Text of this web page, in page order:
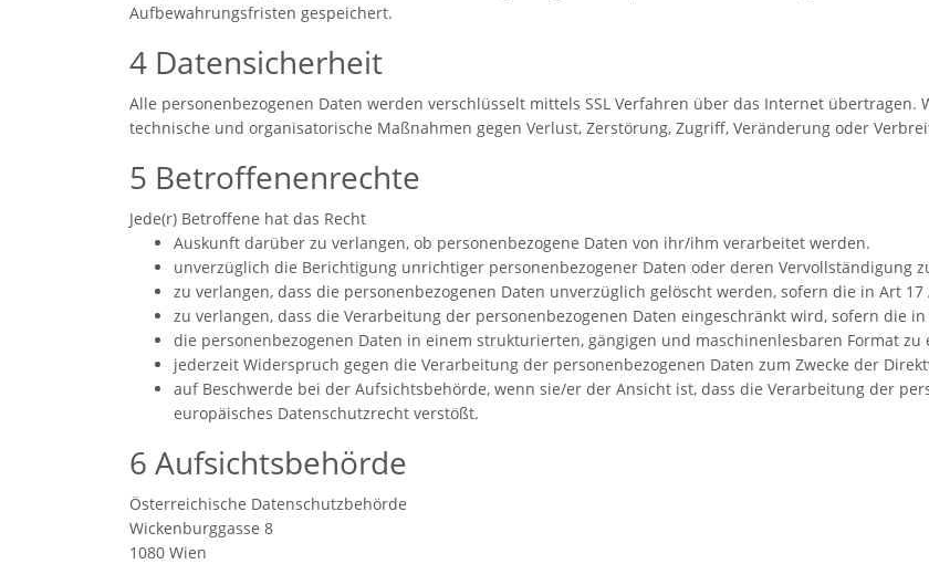
Aufbewahrungsfristen gespeichert.
4 Datensicherheit
Alle personenbezogenen Daten werden verschlüsselt mittels SSL Verfahren über das Internet
technische und organisatorische Maßnahmen gegen Verlust, Zerstörung, Zugriff, Veränderung oder
5 Betroffenenrechte
Jede(r) Betroffene hat das Recht
Auskunft darüber zu verlangen, ob personenbezogene Daten von ihr/ihm verarbeitet werden.
unverzüglich die Berichtigung unrichtiger personenbezogener Daten oder deren Vervollständigung
zu verlangen, dass die personenbezogenen Daten unverzüglich gelöscht werden, sofern die in Art
zu verlangen, dass die Verarbeitung der personenbezogenen Daten eingeschränkt wird, sofern die
die personenbezogenen Daten in einem strukturierten, gängigen und maschinenlesbaren Format zu
jederzeit Widerspruch gegen die Verarbeitung der personenbezogenen Daten zum Zwecke der
auf Beschwerde bei der Aufsichtsbehörde, wenn sie/er der Ansicht ist, dass die Verarbeitung der
europäisches Datenschutzrecht verstößt.
6 Aufsichtsbehörde
Österreichische Datenschutzbehörde
Wickenburggasse 8
1080 Wien